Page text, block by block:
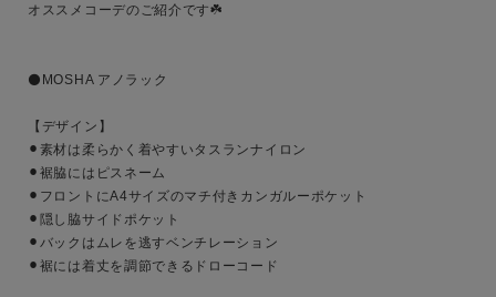
オススメコーデのご紹介です☘️
⚫️MOSHA アノラック
【デザイン】
⚫︎素材は柔らかく着やすいタスランナイロン
⚫︎裾脇にはピスネーム
⚫︎フロントにA4サイズのマチ付きカンガルーポケット
⚫︎隠し脇サイドポケット
⚫︎バックはムレを逃すベンチレーション
⚫︎裾には着丈を調節できるドローコード